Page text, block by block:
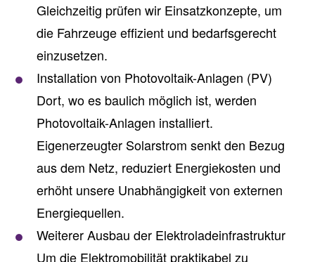
Gleichzeitig prüfen wir Einsatzkonzepte, um
die Fahrzeuge effizient und bedarfsgerecht
einzusetzen.
Installation von Photovoltaik-Anlagen (PV)
Dort, wo es baulich möglich ist, werden
Photovoltaik-Anlagen installiert.
Eigenerzeugter Solarstrom senkt den Bezug
aus dem Netz, reduziert Energiekosten und
erhöht unsere Unabhängigkeit von externen
Energiequellen.
Weiterer Ausbau der Elektroladeinfrastruktur
Um die Elektromobilität praktikabel zu